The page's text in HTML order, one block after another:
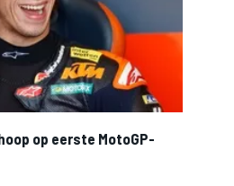
op eerste MotoGP-